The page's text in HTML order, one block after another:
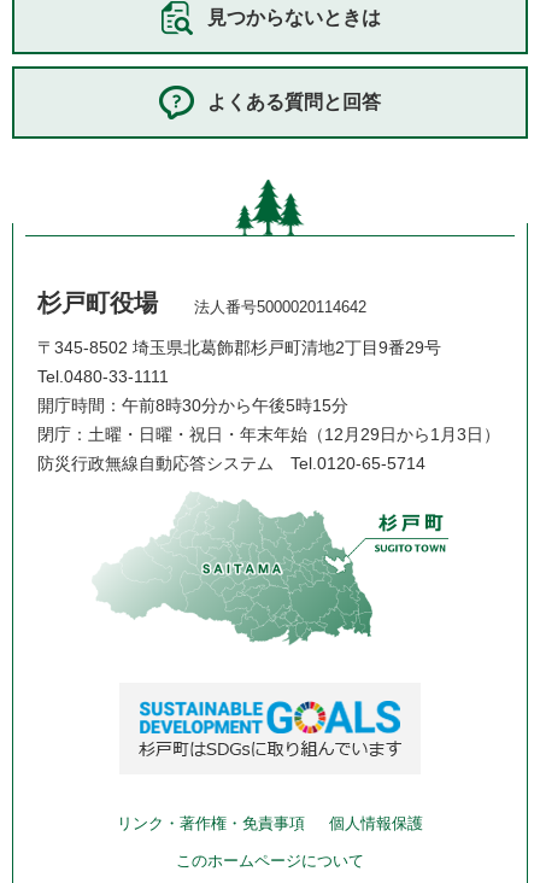
見つからないときは
よくある質問と回答
杉戸町役場 法人番号5000020114642
〒345-8502 埼玉県北葛飾郡杉戸町清地2丁目9番29号
Tel.0480-33-1111
開庁時間：午前8時30分から午後5時15分
閉庁：土曜・日曜・祝日・年末年始（12月29日から1月3日）
防災行政無線自動応答システム Tel.0120-65-5714
リンク・著作権・免責事項 個人情報保護
このホームページについて